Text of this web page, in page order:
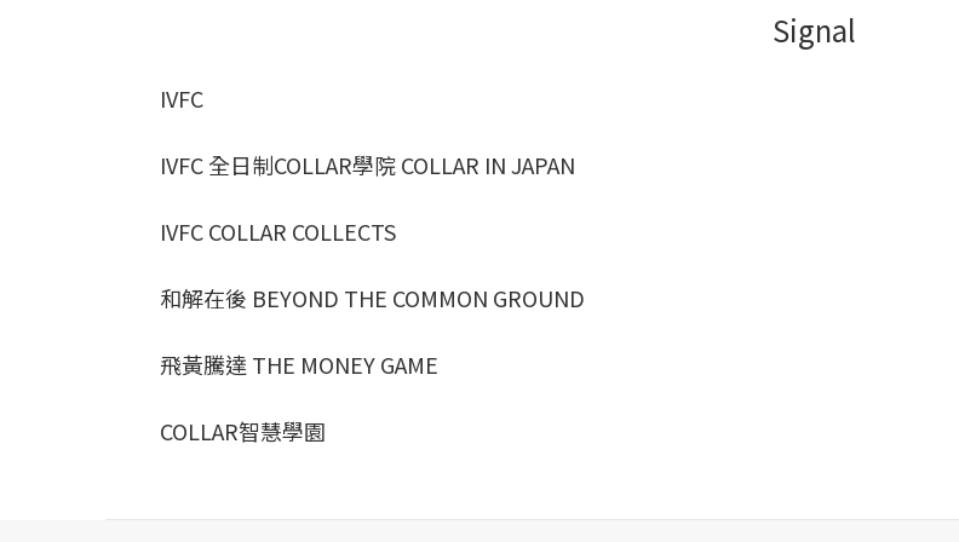
Signal
IVFC
IVFC 全日制COLLAR學院 COLLAR IN JAPAN
IVFC COLLAR COLLECTS
和解在後 BEYOND THE COMMON GROUND
飛黃騰達 THE MONEY GAME
COLLAR智慧學園